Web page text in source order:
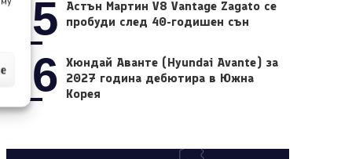
05
Астън Мартин V8 Vantage Zagato се
пробуди след 40-годишен сън
06 Хюндай Аванте (Hyundai Avante) за
2027 година дебютира в Южна
Корея